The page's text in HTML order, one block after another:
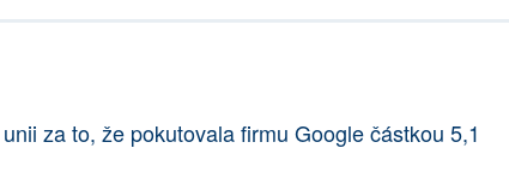
za to, že pokutovala firmu Google částkou 5,1